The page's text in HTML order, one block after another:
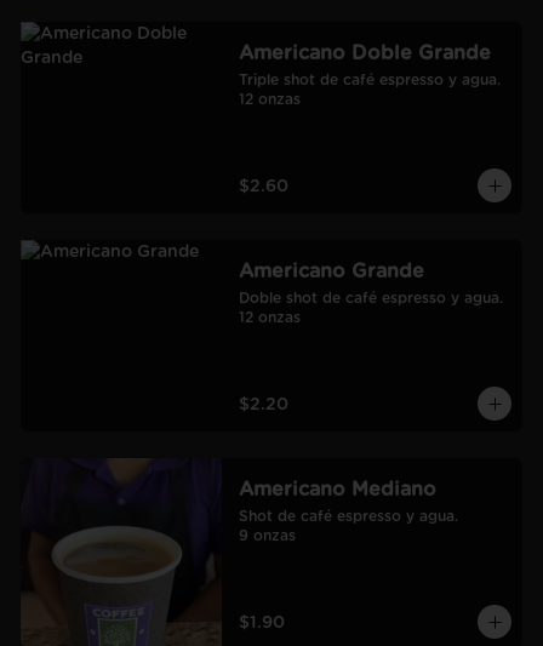
Americano Doble Grande
Triple shot de café espresso y agua.
12 onzas
$2.60
Americano Grande
Doble shot de café espresso y agua.
12 onzas
$2.20
Americano Mediano
Shot de café espresso y agua.
9 onzas
$1.90